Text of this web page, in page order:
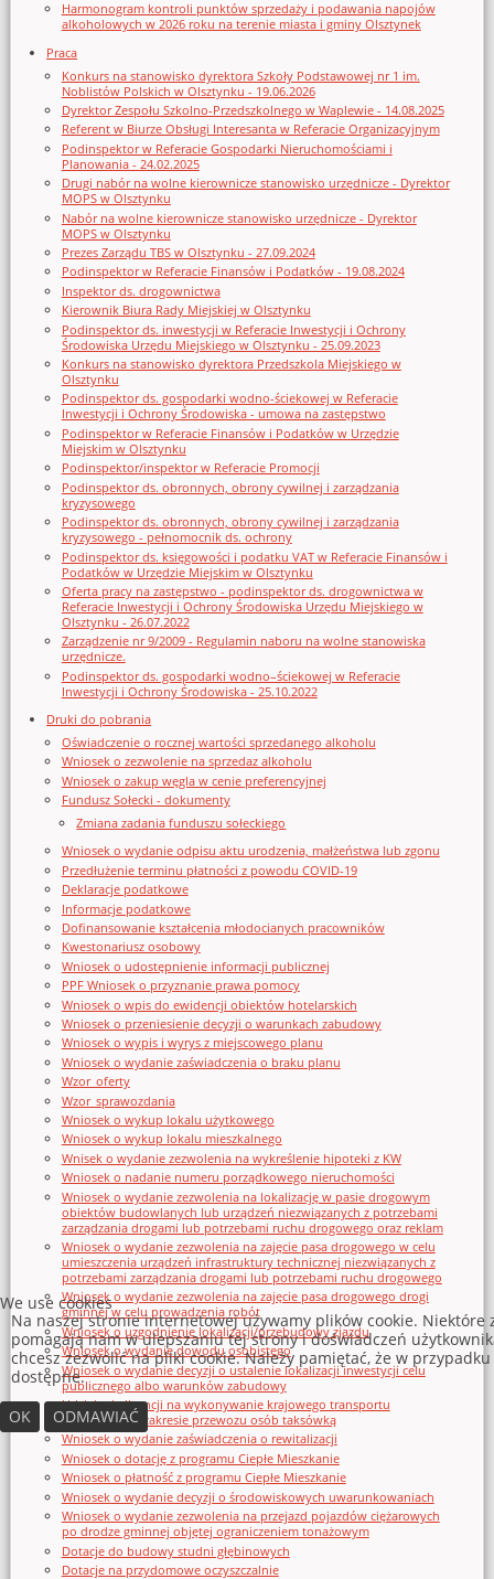
Harmonogram kontroli punktów sprzedaży i podawania napojów
alkoholowych w 2026 roku na terenie miasta i gminy Olsztynek
Praca
Konkurs na stanowisko dyrektora Szkoły Podstawowej nr 1 im.
Noblistów Polskich w Olsztynku - 19.06.2026
Dyrektor Zespołu Szkolno-Przedszkolnego w Waplewie - 14.08.2025
Referent w Biurze Obsługi Interesanta w Referacie Organizacyjnym
Podinspektor w Referacie Gospodarki Nieruchomościami i
Planowania - 24.02.2025
Drugi nabór na wolne kierownicze stanowisko urzędnicze - Dyrektor
MOPS w Olsztynku
Nabór na wolne kierownicze stanowisko urzędnicze - Dyrektor
MOPS w Olsztynku
Prezes Zarządu TBS w Olsztynku - 27.09.2024
Podinspektor w Referacie Finansów i Podatków - 19.08.2024
Inspektor ds. drogownictwa
Kierownik Biura Rady Miejskiej w Olsztynku
Podinspektor ds. inwestycji w Referacie Inwestycji i Ochrony
Środowiska Urzędu Miejskiego w Olsztynku - 25.09.2023
Konkurs na stanowisko dyrektora Przedszkola Miejskiego w
Olsztynku
Podinspektor ds. gospodarki wodno-ściekowej w Referacie
Inwestycji i Ochrony Środowiska - umowa na zastępstwo
Podinspektor w Referacie Finansów i Podatków w Urzędzie
Miejskim w Olsztynku
Podinspektor/inspektor w Referacie Promocji
Podinspektor ds. obronnych, obrony cywilnej i zarządzania
kryzysowego
Podinspektor ds. obronnych, obrony cywilnej i zarządzania
kryzysowego - pełnomocnik ds. ochrony
Podinspektor ds. księgowości i podatku VAT w Referacie Finansów i
Podatków w Urzędzie Miejskim w Olsztynku
Oferta pracy na zastępstwo - podinspektor ds. drogownictwa w
Referacie Inwestycji i Ochrony Środowiska Urzędu Miejskiego w
Olsztynku - 26.07.2022
Zarządzenie nr 9/2009 - Regulamin naboru na wolne stanowiska
urzędnicze.
Podinspektor ds. gospodarki wodno–ściekowej w Referacie
Inwestycji i Ochrony Środowiska - 25.10.2022
Druki do pobrania
Oświadczenie o rocznej wartości sprzedanego alkoholu
Wniosek o zezwolenie na sprzedaz alkoholu
Wniosek o zakup węgla w cenie preferencyjnej
Fundusz Sołecki - dokumenty
Zmiana zadania funduszu sołeckiego
Wniosek o wydanie odpisu aktu urodzenia, małżeństwa lub zgonu
Przedłużenie terminu płatności z powodu COVID-19
Deklaracje podatkowe
Informacje podatkowe
Dofinansowanie kształcenia młodocianych pracowników
Kwestonariusz osobowy
Wniosek o udostępnienie informacji publicznej
PPF Wniosek o przyznanie prawa pomocy
Wniosek o wpis do ewidencji obiektów hotelarskich
Wniosek o przeniesienie decyzji o warunkach zabudowy
Wniosek o wypis i wyrys z miejscowego planu
Wniosek o wydanie zaświadczenia o braku planu
Wzor_oferty
Wzor_sprawozdania
Wniosek o wykup lokalu użytkowego
Wniosek o wykup lokalu mieszkalnego
Wnisek o wydanie zezwolenia na wykreślenie hipoteki z KW
Wniosek o nadanie numeru porządkowego nieruchomości
Wniosek o wydanie zezwolenia na lokalizację w pasie drogowym
obiektów budowlanych lub urządzeń niezwiązanych z potrzebami
zarządzania drogami lub potrzebami ruchu drogowego oraz reklam
Wniosek o wydanie zezwolenia na zajęcie pasa drogowego w celu
umieszczenia urządzeń infrastruktury technicznej niezwiązanych z
potrzebami zarządzania drogami lub potrzebami ruchu drogowego
Wniosek o wydanie zezwolenia na zajęcie pasa drogowego drogi
gminnej w celu prowadzenia robót
Wniosek o uzgodnienie lokalizacji/przebudowy zjazdu
Wniosek o wydanie dowodu osobistego
Wniosek o wydanie decyzji o ustalenie lokalizacji inwestycji celu
publicznego albo warunków zabudowy
Udzielenia licencji na wykonywanie krajowego transportu
drogowego w zakresie przewozu osób taksówką
Wniosek o wydanie zaświadczenia o rewitalizacji
Wniosek o dotację z programu Ciepłe Mieszkanie
Wniosek o płatność z programu Ciepłe Mieszkanie
Wniosek o wydanie decyzji o środowiskowych uwarunkowaniach
Wniosek o wydanie zezwolenia na przejazd pojazdów ciężarowych
po drodze gminnej objętej ograniczeniem tonażowym
Dotacje do budowy studni głębinowych
Dotacje na przydomowe oczyszczalnie
We use cookies
Na naszej stronie internetowej używamy plików cookie.
pomagają nam w ulepszaniu tej strony i doświadczeń
chcesz zezwolić na pliki cookie. Należy pamiętać, że w
dostępne.
OK
ODMAWIAĆ